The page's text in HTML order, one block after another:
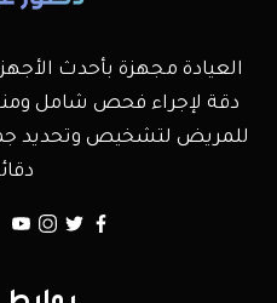
العيادة مجهزة بأحدث
دقة لإجراء فحص شامل
للمريض لتشخيص وتحديد